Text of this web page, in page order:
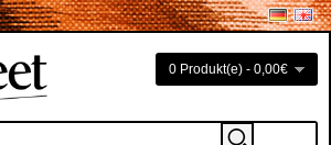
0 Produkt(e) - 0,00€